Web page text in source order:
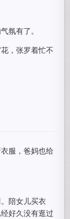
氛有了。
，张罗着忙不
服，爸妈也给
陪女儿买衣
好久没有逛过